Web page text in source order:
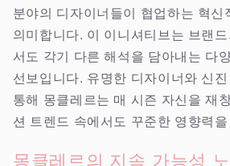
분야의 디자이너들이 협업하는 혁신
의미합니다. 이 이니셔티브는 브랜
서도 각기 다른 해석을 담아내는 다
선보입니다. 유명한 디자이너와 신
통해 몽클레르는 매 시즌 자신을 재
션 트렌드 속에서도 꾸준한 영향력
몽클레르의 지속 가능성